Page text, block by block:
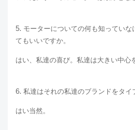
5. モーターについての何も知っていな
てもいいですか。
はい、私達の喜び。私達は大きい中心
6. 私達はそれの私達のブランドをタイ
はい当然。